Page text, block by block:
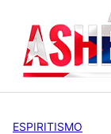
contenido
ESPIRITISMO